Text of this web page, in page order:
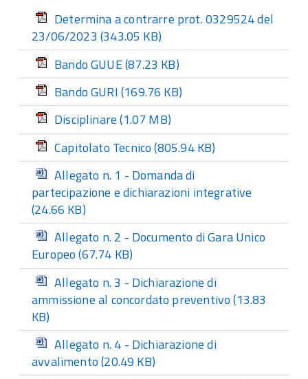
Determina a contrarre prot. 0329524 del
23/06/2023 (343.05 KB)
Bando GUUE(87.23 KB)
Bando GURI(169.76 KB)
Disciplinare(1.07 MB)
Capitolato Tecnico(805.94 KB)
Allegato n. 1 - Domanda di
partecipazione e dichiarazioni integrative
(24.66 KB)
Allegato n. 2 - Documento di Gara Unico
Europeo(67.74 KB)
Allegato n. 3 - Dichiarazione di
ammissione al concordato preventivo(13.83
KB)
Allegato n. 4 - Dichiarazione di
avvalimento(20.49 KB)